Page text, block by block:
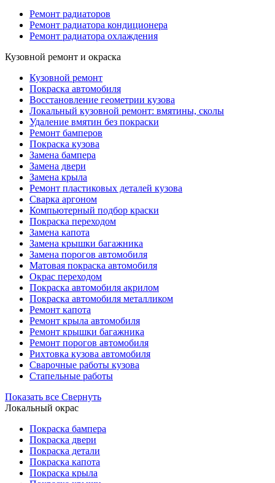
Ремонт радиаторов
Ремонт радиатора кондиционера
Ремонт радиатора охлаждения
Кузовной ремонт и окраска
Кузовной ремонт
Покраска автомобиля
Восстановление геометрии кузова
Локальный кузовной ремонт: вмятины, сколы
Удаление вмятин без покраски
Ремонт бамперов
Покраска кузова
Замена бампера
Замена двери
Замена крыла
Ремонт пластиковых деталей кузова
Сварка аргоном
Компьютерный подбор краски
Покраска переходом
Замена капота
Замена крышки багажника
Замена порогов автомобиля
Матовая покраска автомобиля
Окрас переходом
Покраска автомобиля акрилом
Покраска автомобиля металликом
Ремонт капота
Ремонт крыла автомобиля
Ремонт крышки багажника
Ремонт порогов автомобиля
Рихтовка кузова автомобиля
Сварочные работы кузова
Стапельные работы
Показать все Свернуть
Локальный окрас
Покраска бампера
Покраска двери
Покраска детали
Покраска капота
Покраска крыла